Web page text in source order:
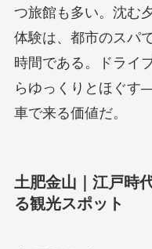
つ旅館も多い。沈む
体験は、都市のスパ
時間である。ドライ
らゆっくりとほぐ
車で来る価値だ。
土肥金山｜江戸時
る観光スポット